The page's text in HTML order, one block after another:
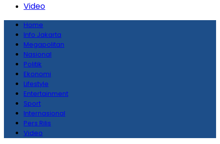
Video
Home
Info Jakarta
Megapolitan
Nasional
Politik
Ekonomi
Lifestyle
Entertainment
Sport
Internasional
Pers Rilis
Video